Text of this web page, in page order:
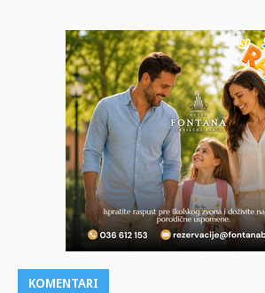
KOMENTARI